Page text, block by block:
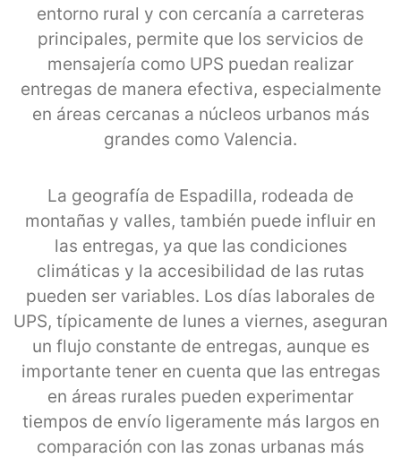
entorno rural y con cercanía a carreteras
principales, permite que los servicios de
mensajería como UPS puedan realizar
entregas de manera efectiva, especialmente
en áreas cercanas a núcleos urbanos más
grandes como Valencia.
La geografía de Espadilla, rodeada de
montañas y valles, también puede influir en
las entregas, ya que las condiciones
climáticas y la accesibilidad de las rutas
pueden ser variables. Los días laborales de
UPS, típicamente de lunes a viernes, aseguran
un flujo constante de entregas, aunque es
importante tener en cuenta que las entregas
en áreas rurales pueden experimentar
tiempos de envío ligeramente más largos en
comparación con las zonas urbanas más